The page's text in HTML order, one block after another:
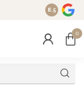
Dé
8.5
0